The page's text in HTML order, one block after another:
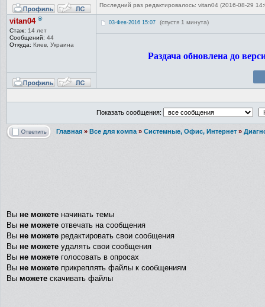
Последний раз редактировалось: vitan04 (2016-08-29
vitan04 ®
Стаж: 14 лет
Сообщений: 44
Откуда: Киев, Украина
03-Фев-2016 15:07 (спустя 1 минута)
Раздача обновлена до
Показать сообщения:
Главная » Все для компа » Системные, Офис, Интернет »
Вы не можете начинать темы
Вы не можете отвечать на сообщения
Вы не можете редактировать свои сообщения
Вы не можете удалять свои сообщения
Вы не можете голосовать в опросах
Вы не можете прикреплять файлы к сообщениям
Вы можете скачивать файлы